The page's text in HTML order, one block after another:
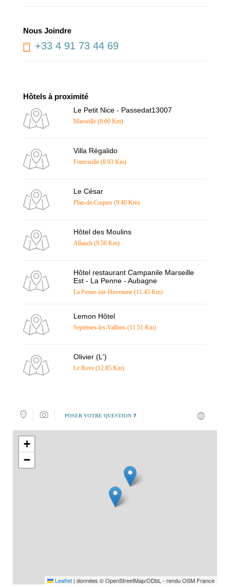
Nous Joindre
+33 4 91 73 44 69
Hôtels à proximité
Le Petit Nice - Passedat13007
Marseille (0.00 Km)
Villa Régalido
Fontvieille (8.93 Km)
Le César
Plan-de-Cuques (9.40 Km)
Hôtel des Moulins
Allauch (9.56 Km)
Hôtel restaurant Campanile Marseille
Est - La Penne - Aubagne
La Penne-sur-Huveaune (11.45 Km)
Lemon Hôtel
Septèmes-les-Vallons (11.51 Km)
Olivier (L')
Le Rove (12.85 Km)
POSER VOTRE QUESTION ❓
+
−
Leaflet | données © OpenStreetMap/ODbL - rendu OSM France